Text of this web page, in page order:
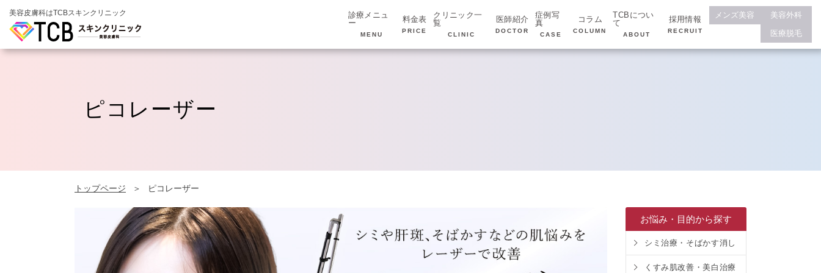
美容皮膚科はTCBスキンクリニック
診療メニュ
ー
MENU
料金表
PRICE
クリニック一
覧
CLINIC
医師紹介
DOCTOR
症例写
真
CASE
コラム
COLUMN
TCBについ
て
ABOUT
採用情報
RECRUIT
メンズ美容
美容外科
医療脱毛
ピコレーザー
トップページ ピコレーザー
お悩み・目的から探す
シミ治療・そばかす消し
くすみ肌改善・美白治療